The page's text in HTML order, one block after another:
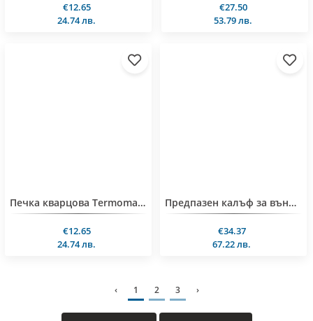
€12.65
24.74 лв.
€27.50
53.79 лв.
Печка кварцова Termomax TR8Q, 800W, бял
€12.65
24.74 лв.
Предпазен калъф за външен газов отоплител пирамида Cover P
€34.37
67.22 лв.
‹ 1 2 3 ›